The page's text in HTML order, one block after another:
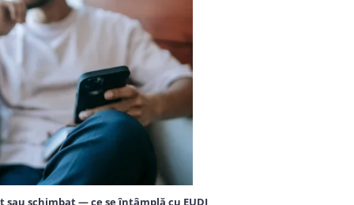
sau schimbat — ce se întâmplă cu EUDI